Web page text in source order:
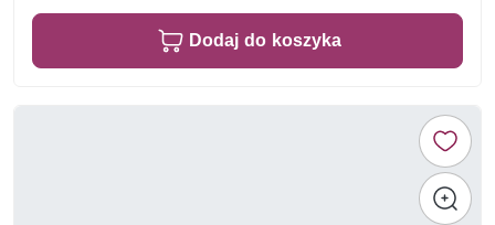
Dodaj do koszyka